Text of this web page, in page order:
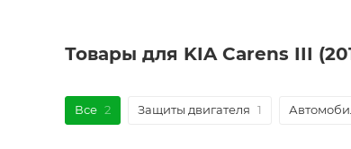
Товары для KIA Carens III
Все 2 Защиты двигателя 1